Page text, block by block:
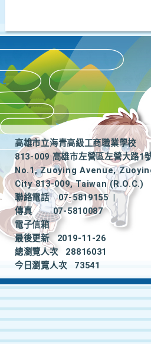
高雄市立海青高級工商職業學校
813-009 高雄市左營區左營大路1
No.1, Zuoying Avenue,
City 813-009, Taiwan (R.O.C.)
聯絡電話
07-5819155
|
傳真
07-5810087
電子信箱
最後更新
2019-11-26
總瀏覽人次
28816031
今日瀏覽人次
73541